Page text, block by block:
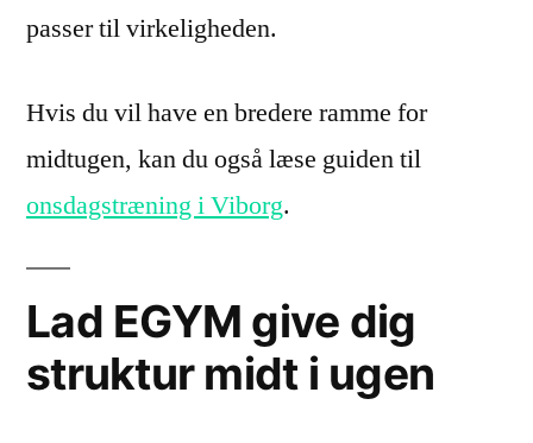
passer til virkeligheden.
Hvis du vil have en bredere ramme for
midtugen, kan du også læse guiden til
onsdagstræning i Viborg.
Lad EGYM give dig
struktur midt i ugen